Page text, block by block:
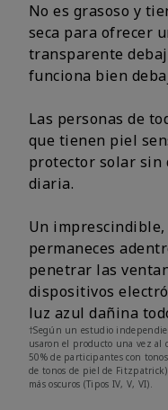
No es grasoso y
seca para ofrecer
transparente
funciona bien
Las personas de
que tienen piel
protector solar sin
diaria.
Un
permaneces
penetrar las
dispositivos
luz azul dañina
†Según un estudio
usaron el producto una vez al
50% de participantes con
de tonos de piel de
más oscuros (Tipos IV, V, VI).